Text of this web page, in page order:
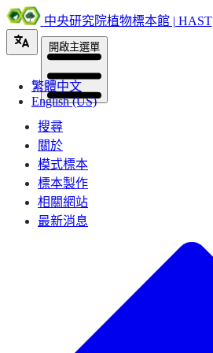
中央研究院植物標本館 | HAST
繁體中文
English (US)
開啟主選單
搜尋
關於
模式標本
標本製作
相關網站
最新消息